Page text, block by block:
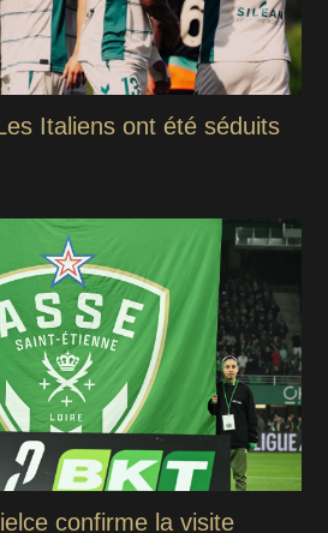
Italiens ont été séduits
confirme la visite